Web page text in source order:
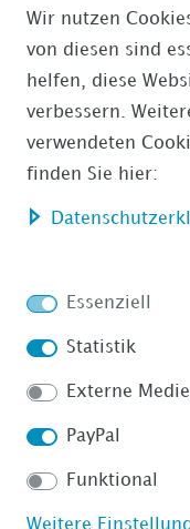
PAYPAL / PAYPAL
AGB
Wir nutzen
von diesen sind
helfen, diese
verbessern.
verwendeten
finden Sie hier:
Essenziell
Statistik
Externe
PayPal
Funktional
Weitere